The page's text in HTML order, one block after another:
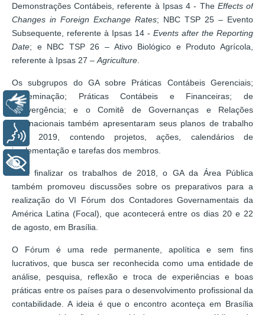
Demonstrações Contábeis, referente à Ipsas 4 - The Effects of
Changes in Foreign Exchange Rates; NBC TSP 25 – Evento
Subsequente, referente à Ipsas 14 - Events after the Reporting
Date; e NBC TSP 26 – Ativo Biológico e Produto Agrícola,
referente à Ipsas 27 – Agriculture
Os subgrupos do GA sobre Práticas Contábeis Gerenciais;
Disseminação; Práticas Contábeis e Financeiras; de
Convergência; e o Comitê de Governanças e Relações
Internacionais também apresentaram seus planos de trabalho
para 2019, contendo projetos, ações, calendários de
implementação e tarefas dos membros.
Para finalizar os trabalhos de 2018, o GA da Área Pública
também promoveu discussões sobre os preparativos para a
realização do VI Fórum dos Contadores Governamentais da
América Latina (Focal), que acontecerá entre os dias 20 e 22
de agosto, em Brasília.
O Fórum é uma rede permanente, apolítica e sem fins
lucrativos, que busca ser reconhecida como uma entidade de
análise, pesquisa, reflexão e troca de experiências e boas
práticas entre os países para o desenvolvimento profissional da
contabilidade. A ideia é que o encontro aconteça em Brasília
Libras
Voz